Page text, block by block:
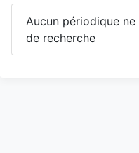
Aucun périodique
de recherche